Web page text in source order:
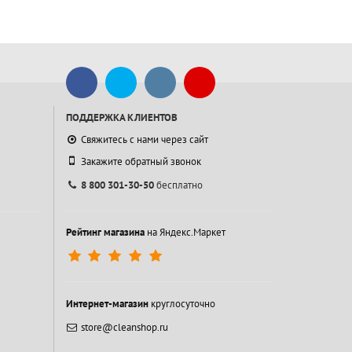
ПОДДЕРЖКА КЛИЕНТОВ
Свяжитесь с нами через сайт
Закажите обратный звонок
8 800 301-30-50бесплатно
Рейтинг магазинана Яндекс.Маркет
Интернет-магазинкруглосуточно
store@cleanshop.ru